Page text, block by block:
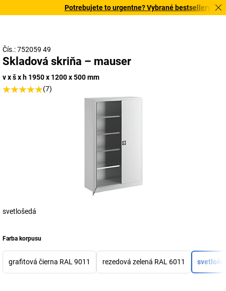
Potrebujete to urgentne? Vybrané bestsellery
Čís.: 752059 49
Skladová skriňa – mauser
v x š x h 1950 x 1200 x 500 mm
(7)
svetlošedá
Farba korpusu
grafitová čierna RAL 9011 rezedová zelená RAL 6011